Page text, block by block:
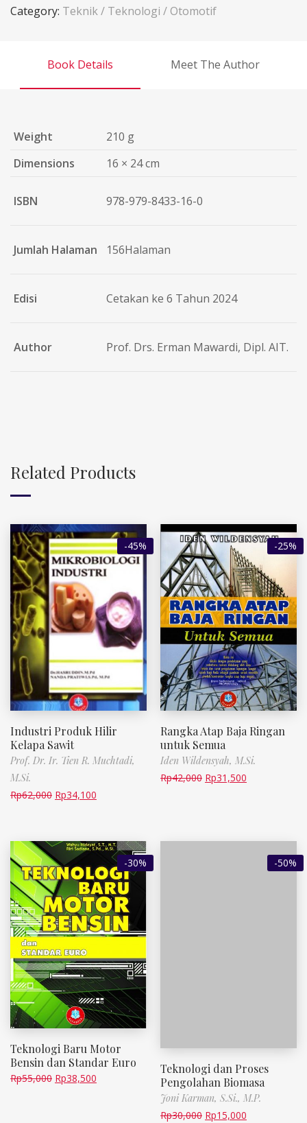
Category: Teknik / Teknologi / Otomotif
Book Details Meet The Author
Weight
210 g
Dimensions
16 × 24 cm
ISBN 978-979-8433-16-0
Jumlah Halaman 156Halaman
Edisi Cetakan ke 6 Tahun 2024
Author Prof. Drs. Erman Mawardi, Dipl. AIT.
Related Products
-45%
Industri Produk Hilir
Kelapa Sawit
Prof. Dr. Ir. Tien R. Muchtadi,
M.Si.
Rp62,000 Rp34,100
-25%
Rangka Atap Baja Ringan
untuk Semua
Iden Wildensyah, M.Si.
Rp42,000 Rp31,500
-30%
Teknologi Baru Motor
Bensin dan Standar Euro
Rp55,000 Rp38,500
-50%
Teknologi dan Proses
Pengolahan Biomasa
Joni Karman, S.Si., M.P.
Rp30,000 Rp15,000